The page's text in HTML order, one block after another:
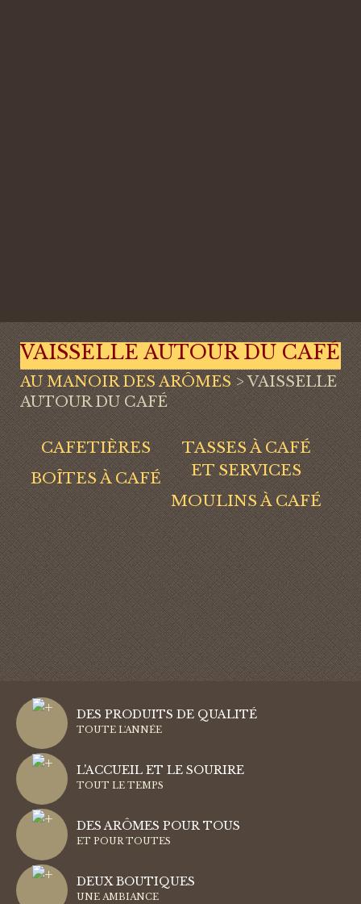
VAISSELLE AUTOUR DU CAFÉ
AU MANOIR DES ARÔMES>VAISSELLE
AUTOUR DU CAFÉ
CAFETIÈRES
BOÎTES À CAFÉ
TASSES À CAFÉ
ET SERVICES
MOULINS À CAFÉ
DES PRODUITS DE QUALITÉ
TOUTE L'ANNÉE
L'ACCUEIL ET LE SOURIRE
TOUT LE TEMPS
DES ARÔMES POUR TOUS
ET POUR TOUTES
DEUX BOUTIQUES
UNE AMBIANCE